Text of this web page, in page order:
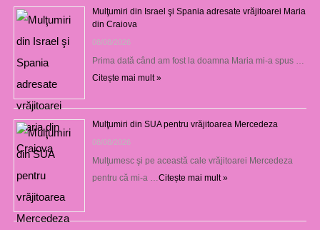
Mulţumiri din Israel şi Spania adresate vrăjitoarei Maria
din Craiova
08/08/2026
Prima dată când am fost la doamna Maria mi-a spus …
Citește mai mult »
Mulţumiri din SUA pentru vrăjitoarea Mercedeza
08/08/2026
Mulţumesc şi pe această cale vrăjitoarei Mercedeza
pentru că mi-a … Citește mai mult »